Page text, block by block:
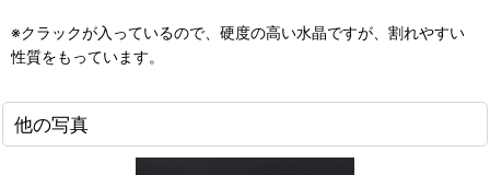
※クラックが入っているので、硬度の高い水晶ですが、割れやすい
性質をもっています。
他の写真